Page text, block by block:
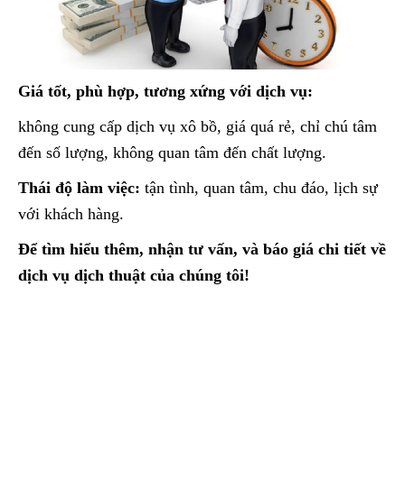
Giá tốt, phù hợp, tương xứng với dịch vụ:
không cung cấp dịch vụ xô bồ, giá quá rẻ, chỉ chú tâm
đến số lượng, không quan tâm đến chất lượng.
Thái độ làm việc: tận tình, quan tâm, chu đáo, lịch sự
với khách hàng.
Để tìm hiểu thêm, nhận tư vấn, và báo giá chi tiết về
dịch vụ dịch thuật của chúng tôi!